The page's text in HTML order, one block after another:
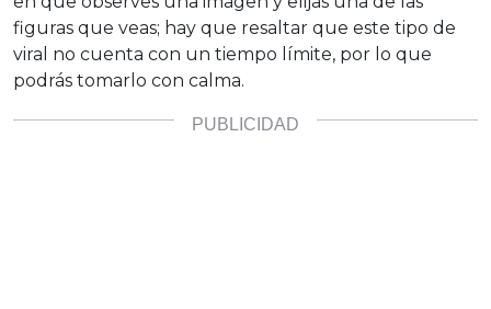
figuras que veas; hay que resaltar que este tipo de
viral no cuenta con un tiempo límite, por lo que
podrás tomarlo con calma.